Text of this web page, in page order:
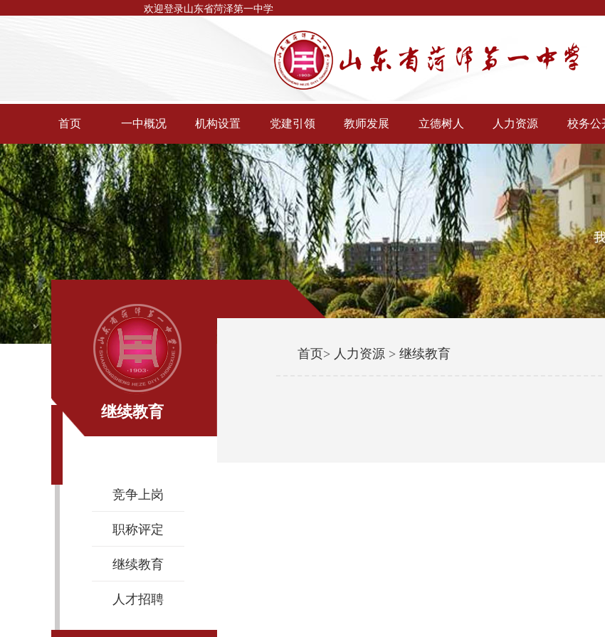
欢迎登录山东省菏泽第一中学
首页 一中概况 机构设置 党建引领 教师发展 立德树人 人力资源 校务公
继续教育
首页> 人力资源 > 继续教育
竞争上岗
职称评定
继续教育
人才招聘